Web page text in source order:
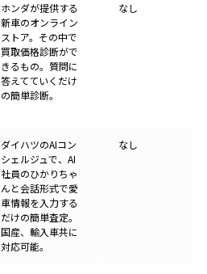
ホンダが提供する
新車のオンライン
ストア。その中で
買取価格診断がで
きるもの。質問に
答えてていくだけ
の簡単診断。
なし
ダイハツのAIコン
シェルジュで、AI
社員のひかりちゃ
んと会話形式で愛
車情報を入力する
だけの簡単査定。
国産、輸入車共に
対応可能。
なし